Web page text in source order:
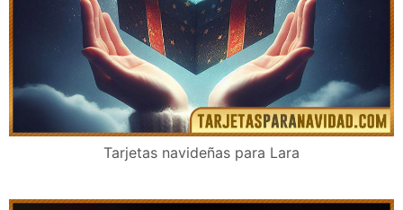
Tarjetas navideñas para Lara